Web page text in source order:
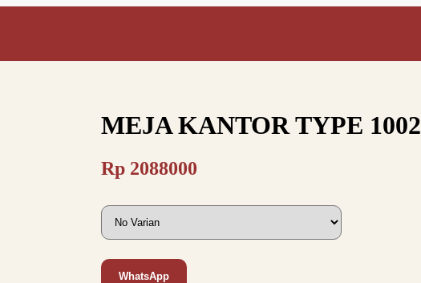
MEJA KANTOR TYPE 1002
Rp 2088000
WhatsApp